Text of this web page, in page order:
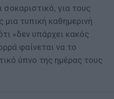
για τους
τυπική καθημερινή
«δεν υπάρχει κακός
φαίνεται να το
ύπνο της ημέρας τους